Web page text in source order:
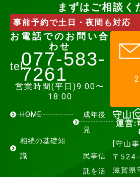
まずはご相談く
事前予約で土日・夜間も対応
お電話でのお問い合
わせ
tel.077-583-
7261​
営業時間(平日)9:00〜
18:00
運営:
[守山
〒
滋賀県
HOME
相続の基礎知
識
成年後
見
民事信
託を活